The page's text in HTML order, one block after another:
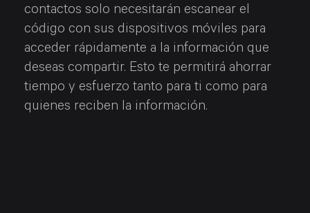
contactos solo necesitarán escanear el
código con sus dispositivos móviles para
acceder rápidamente a la información que
deseas compartir. Esto te permitirá ahorrar
tiempo y esfuerzo tanto para ti como para
quienes reciben la información.